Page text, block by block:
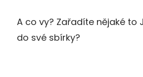
A co vy? Zařadíte nějaké to
do své sbírky?